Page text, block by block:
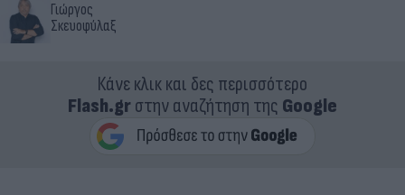
Γιώργος
Σκευοφύλαξ
Κάνε κλικ και δες περισσότερο
Flash.grστην αναζήτηση της Google